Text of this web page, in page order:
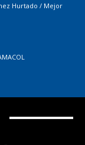
Hurtado / Mejor